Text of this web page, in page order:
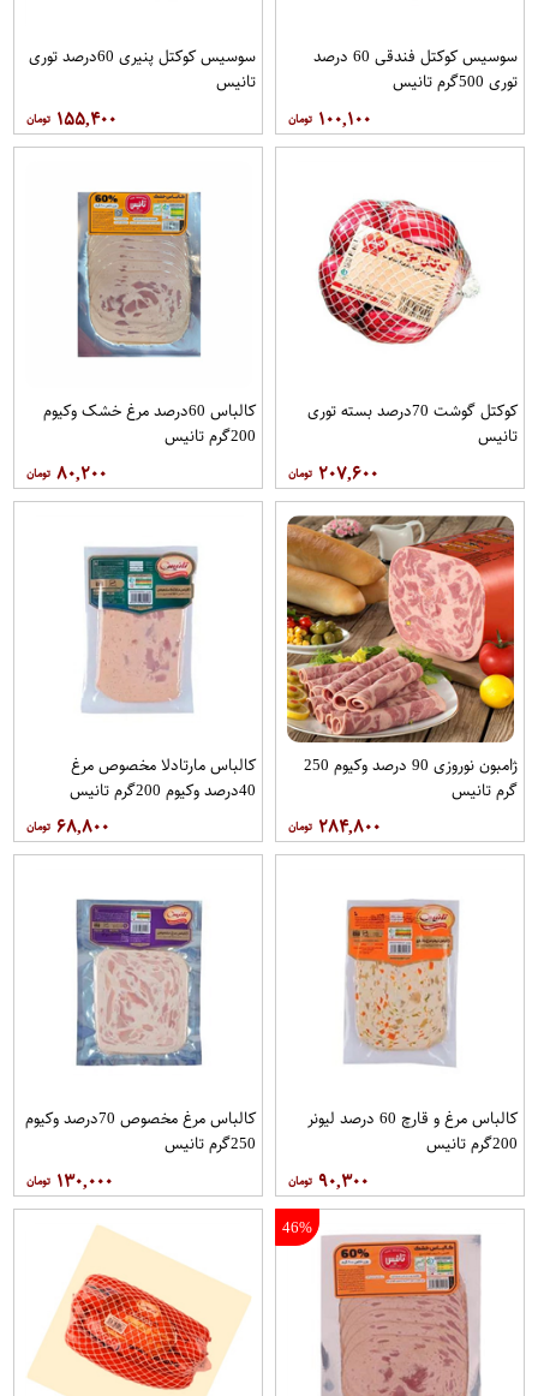
سوسیس کوکتل فندقی 60 درصد
توری 500گرم تانیس
۱۰۰,۱۰۰
سوسیس کوکتل پنیری 60درصد توری
تانیس
۱۵۵,۴۰۰
کوکتل گوشت 70درصد بسته توری
تانیس
۲۰۷,۶۰۰
کالباس 60درصد مرغ خشک وکیوم
200گرم تانیس
۸۰,۲۰۰
ژامبون نوروزی 90 درصد وکیوم 250
گرم تانیس
۲۸۴,۸۰۰
کالباس مارتادلا مخصوص مرغ
40درصد وکیوم 200گرم تانیس
۶۸,۸۰۰
کالباس مرغ و قارچ 60 درصد لیونر
200گرم تانیس
۹۰,۳۰۰
کالباس مرغ مخصوص 70درصد وکیوم
250گرم تانیس
۱۳۰,۰۰۰
46%